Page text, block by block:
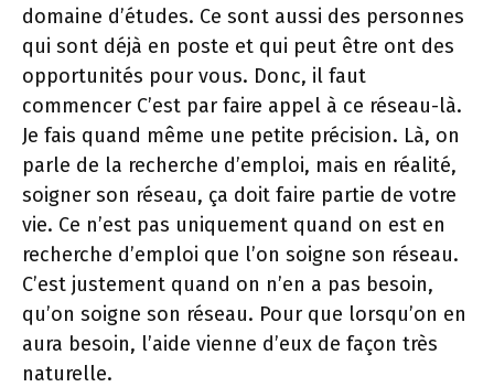
domaine d’études. Ce sont aussi des personnes
qui sont déjà en poste et qui peut être ont des
opportunités pour vous. Donc, il faut
commencer C’est par faire appel à ce réseau-là.
Je fais quand même une petite précision. Là, on
parle de la recherche d’emploi, mais en réalité,
soigner son réseau, ça doit faire partie de votre
vie. Ce n’est pas uniquement quand on est en
recherche d’emploi que l’on soigne son réseau.
C’est justement quand on n’en a pas besoin,
qu’on soigne son réseau. Pour que lorsqu’on en
aura besoin, l’aide vienne d’eux de façon très
naturelle.